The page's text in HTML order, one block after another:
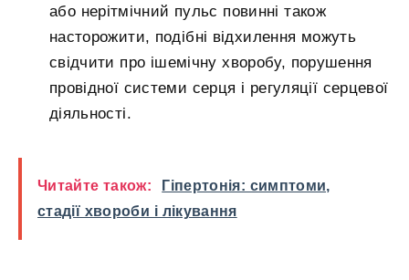
або нерітмічний пульс повинні також
насторожити, подібні відхилення можуть
свідчити про ішемічну хворобу, порушення
провідної системи серця і регуляції серцевої
діяльності.
Читайте також:
Гіпертонія: симптоми,
стадії хвороби і лікування